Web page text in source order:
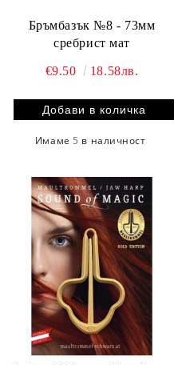
Бръмбазък №8 - 73мм
сребрист мат
€9.50 18.58лв.
Имаме 5 в наличност